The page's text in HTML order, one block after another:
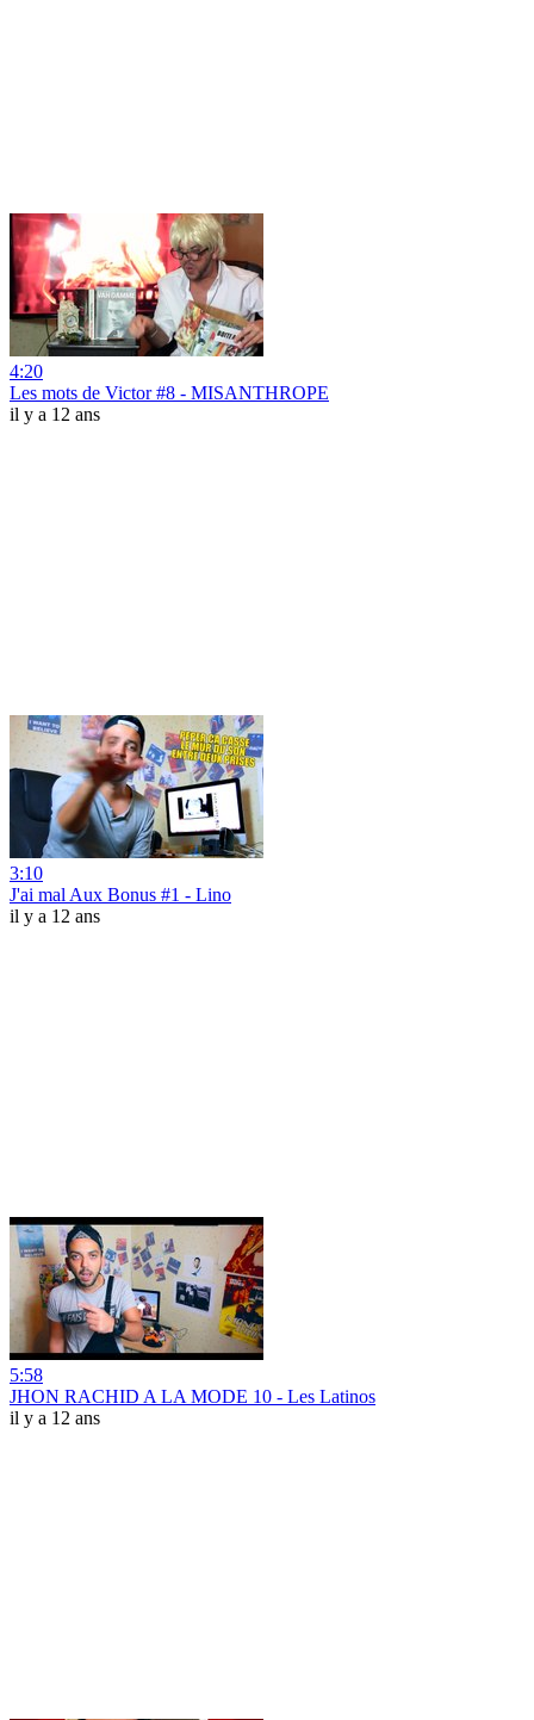
4:20
Les mots de Victor #8 - MISANTHROPE
il y a 12 ans
3:10
J'ai mal Aux Bonus #1 - Lino
il y a 12 ans
5:58
JHON RACHID A LA MODE 10 - Les Latinos
il y a 12 ans